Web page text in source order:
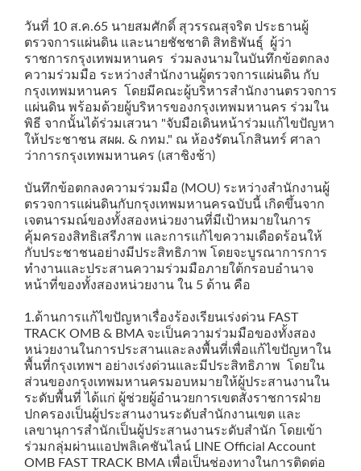
วันที่ 10 ส.ค.65 นายสมศักดิ์ สุวรรณสุจริต ประธานผู้
ตรวจการแผ่นดิน และนายชัชชาติ สิทธิพันธุ์ ผู้ว่า
ราชการกรุงเทพมหานคร ร่วมลงนามในบันทึกข้อตกลง
ความร่วมมือ ระหว่างสำนักงานผู้ตรวจการแผ่นดิน กับ
กรุงเทพมหานคร โดยมีคณะผู้บริหารสำนักงานตรวจการ
แผ่นดิน พร้อมด้วยผู้บริหารของกรุงเทพมหานคร ร่วมใน
พิธี จากนั้นได้ร่วมเสวนา "จับมือเดินหน้าร่วมแก้ไขปัญหา
ให้ประชาชน สผผ. & กทม." ณ ห้องรัตนโกสินทร์ ศาลา
ว่าการกรุงเทพมหานคร (เสาชิงช้า)
บันทึกข้อตกลงความร่วมมือ (MOU) ระหว่างสำนักงานผู้
ตรวจการแผ่นดินกับกรุงเทพมหานครฉบับนี้ เกิดขึ้นจาก
เจตนารมณ์ของทั้งสองหน่วยงานที่มีเป้าหมายในการ
คุ้มครองสิทธิเสรีภาพ และการแก้ไขความเดือดร้อนให้
กับประชาชนอย่างมีประสิทธิภาพ โดยจะบูรณาการการ
ทำงานและประสานความร่วมมือภายใต้กรอบอำนาจ
หน้าที่ของทั้งสองหน่วยงาน ใน 5 ด้าน คือ
1.ด้านการแก้ไขปัญหาเรื่องร้องเรียนเร่งด่วน FAST
TRACK OMB & BMA จะเป็นความร่วมมือของทั้งสอง
หน่วยงานในการประสานและลงพื้นที่เพื่อแก้ไขปัญหาใน
พื้นที่กรุงเทพฯ อย่างเร่งด่วนและมีประสิทธิภาพ โดยใน
ส่วนของกรุงเทพมหานครมอบหมายให้ผู้ประสานงานใน
ระดับพื้นที่ ได้แก่ ผู้ช่วยผู้อำนวยการเขตสั่งราชการฝ่าย
ปกครองเป็นผู้ประสานงานระดับสำนักงานเขต และ
เลขานุการสำนักเป็นผู้ประสานงานระดับสำนัก โดยเข้า
ร่วมกลุ่มผ่านแอปพลิเคชันไลน์ LINE Official Account
OMB FAST TRACK BMA เพื่อเป็นช่องทางในการติดต่อ